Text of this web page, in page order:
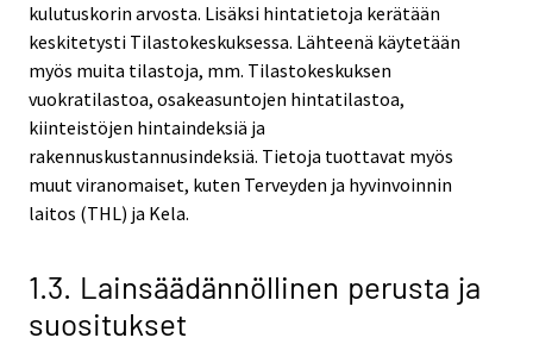
kulutuskorin arvosta. Lisäksi hintatietoja kerätään
keskitetysti Tilastokeskuksessa. Lähteenä käytetään
myös muita tilastoja, mm. Tilastokeskuksen
vuokratilastoa, osakeasuntojen hintatilastoa,
kiinteistöjen hintaindeksiä ja
rakennuskustannusindeksiä. Tietoja tuottavat myös
muut viranomaiset, kuten Terveyden ja hyvinvoinnin
laitos (THL) ja Kela.
1.3. Lainsäädännöllinen perusta ja
suositukset